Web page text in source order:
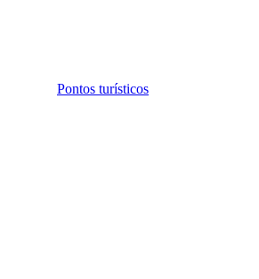
Pontos turísticos